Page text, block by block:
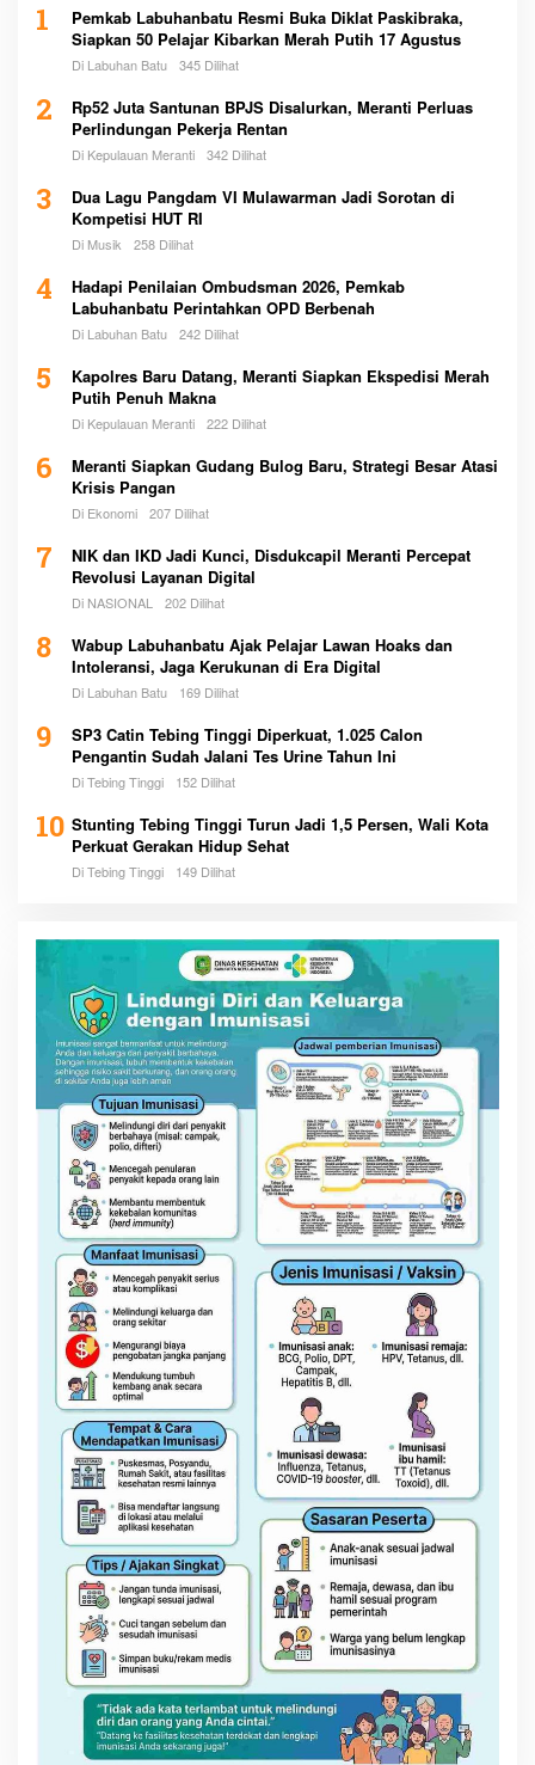
1
Pemkab Labuhanbatu Resmi Buka Diklat Paskibraka,
Siapkan 50 Pelajar Kibarkan Merah Putih 17 Agustus
Di Labuhan Batu 345 Dilihat
2
Rp52 Juta Santunan BPJS Disalurkan, Meranti Perluas
Perlindungan Pekerja Rentan
Di Kepulauan Meranti 342 Dilihat
3
Dua Lagu Pangdam VI Mulawarman Jadi Sorotan di
Kompetisi HUT RI
Di Musik 258 Dilihat
4
Hadapi Penilaian Ombudsman 2026, Pemkab
Labuhanbatu Perintahkan OPD Berbenah
Di Labuhan Batu 242 Dilihat
5
Kapolres Baru Datang, Meranti Siapkan Ekspedisi Merah
Putih Penuh Makna
Di Kepulauan Meranti 222 Dilihat
6
Meranti Siapkan Gudang Bulog Baru, Strategi Besar Atasi
Krisis Pangan
Di Ekonomi 207 Dilihat
7
NIK dan IKD Jadi Kunci, Disdukcapil Meranti Percepat
Revolusi Layanan Digital
Di NASIONAL 202 Dilihat
8
Wabup Labuhanbatu Ajak Pelajar Lawan Hoaks dan
Intoleransi, Jaga Kerukunan di Era Digital
Di Labuhan Batu 169 Dilihat
9
SP3 Catin Tebing Tinggi Diperkuat, 1.025 Calon
Pengantin Sudah Jalani Tes Urine Tahun Ini
Di Tebing Tinggi 152 Dilihat
10 Stunting Tebing Tinggi Turun Jadi 1,5 Persen, Wali Kota
Perkuat Gerakan Hidup Sehat
Di Tebing Tinggi 149 Dilihat